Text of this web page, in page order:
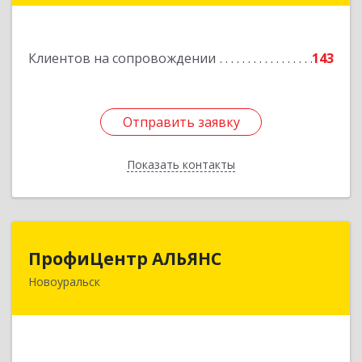
Клиентов на сопровождении 143
Отправить заявку
Показать контакты
Отправить заявку
Назад
ПрофиЦентр АЛЬЯНС
Новоуральск
624133, Свердловская обл, Новоуральск г, Льва